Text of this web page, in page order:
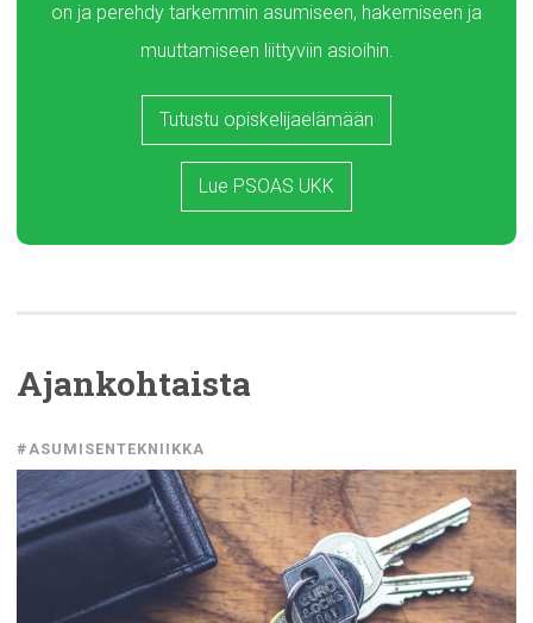
on ja perehdy tarkemmin asumiseen, hakemiseen ja
muuttamiseen liittyviin asioihin.
Tutustu opiskelijaelämään
Lue PSOAS UKK
Ajankohtaista
#ASUMISENTEKNIIKKA